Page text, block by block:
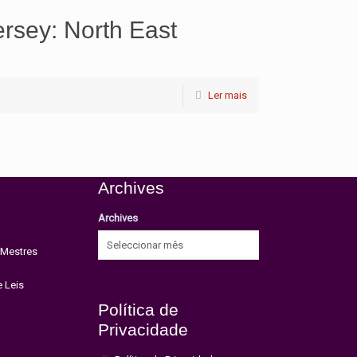
North East
Ler mais
Leis
Archives
Archives
Política de
Privacidade